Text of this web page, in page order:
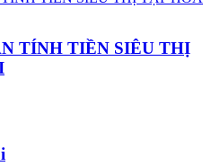
TÍNH TIỀN SIÊU THỊ